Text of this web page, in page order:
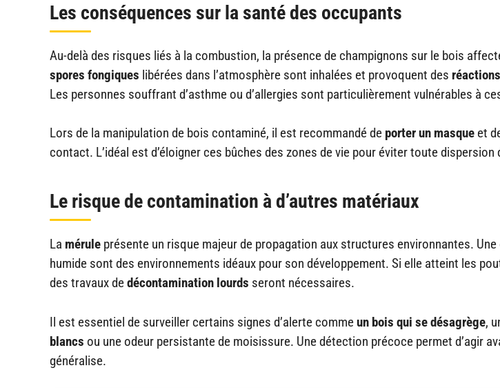
Les conséquences sur la santé des occupants
Au-delà des risques liés à la combustion, la présence de champignons sur le bois
spores fongiques libérées dans l’atmosphère sont inhalées et provoquent des
Les personnes souffrant d’asthme ou d’allergies sont particulièrement vulnérables à
Lors de la manipulation de bois contaminé, il est recommandé de porter un masque et
contact. L’idéal est d’éloigner ces bûches des zones de vie pour éviter toute dispersion
Le risque de contamination à d’autres matériaux
La mérule présente un risque majeur de propagation aux structures environnantes.
humide sont des environnements idéaux pour son développement. Si elle atteint les
des travaux dedécontamination lourds seront nécessaires.
Il est essentiel de surveiller certains signes d’alerte comme un bois qui se désagrège,
blancs ou une odeur persistante de moisissure. Une détection précoce permet d’agir
généralise.